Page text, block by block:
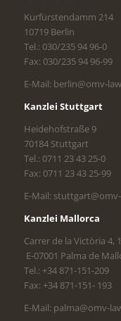
Kurfürstendamm 214
10719 Berlin
Tel.: 030/235 94 96-0
Fax: 030/235 94 96-99
E-Mail: berlin@omv-
Kanzlei Stuttgart
Heidehofstraße 9
70184 Stuttgart
Tel.: 0711 23 43 25-0
Fax: 0711 23 43 25-99
E-Mail:
Kanzlei Mallorca
Carrer de la Victòria 4,
E-07001 Palma de
Tel.: +34 871-151-209
Fax: +34 871-151- 193
E-Mail: palma@omv-